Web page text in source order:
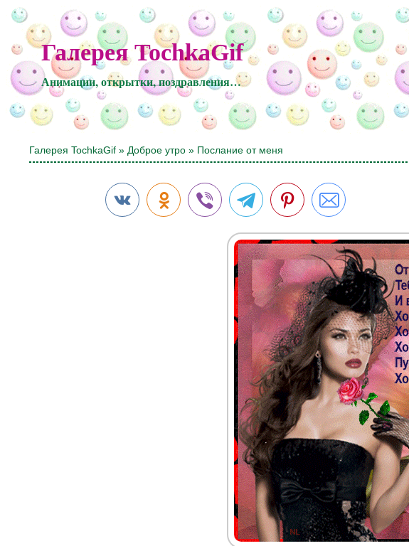
Галерея TochkaGif
Анимации, открытки, поздравления…
Галерея TochkaGif » Доброе утро » Послание от меня